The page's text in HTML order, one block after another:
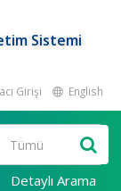
Sistemi
Girişi English
Detaylı Arama